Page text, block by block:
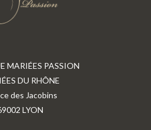
MARIÉES PASSION
DU RHÔNE
des Jacobins
LYON